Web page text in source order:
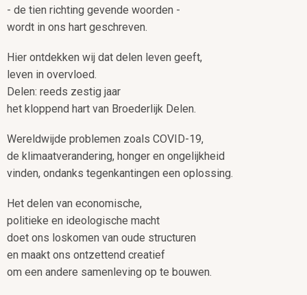
- de tien richting gevende woorden -
wordt in ons hart geschreven.
Hier ontdekken wij dat delen leven geeft,
leven in overvloed.
Delen: reeds zestig jaar
het kloppend hart van Broederlijk Delen.
Wereldwijde problemen zoals COVID-19,
de klimaatverandering, honger en ongelijkheid
vinden, ondanks tegenkantingen een oplossing.
Het delen van economische,
politieke en ideologische macht
doet ons loskomen van oude structuren
en maakt ons ontzettend creatief
om een andere samenleving op te bouwen.